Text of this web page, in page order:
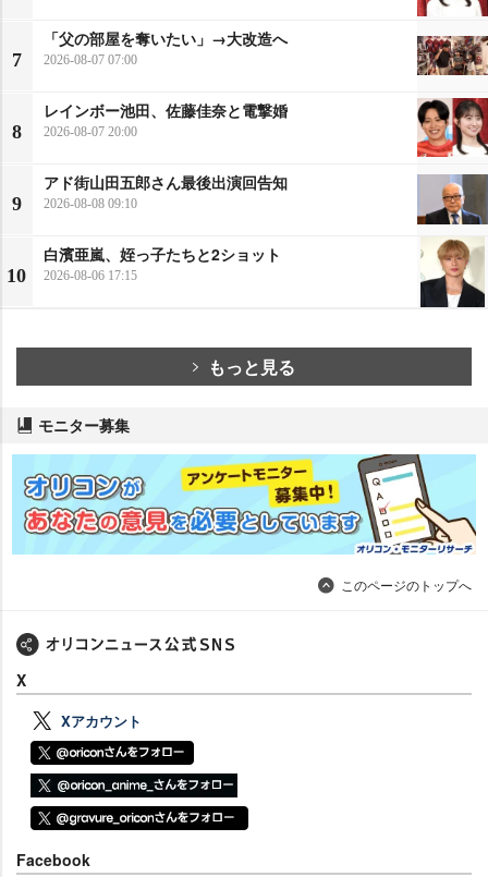
7
「父の部屋を奪いたい」→大改造へ
2026-08-07 07:00
8
レインボー池田、佐藤佳奈と電撃婚
2026-08-07 20:00
9
アド街山田五郎さん最後出演回告知
2026-08-08 09:10
10
白濱亜嵐、姪っ子たちと2ショット
2026-08-06 17:15
もっと見る
モニター募集
このページのトップへ
X
Xアカウント
Facebook